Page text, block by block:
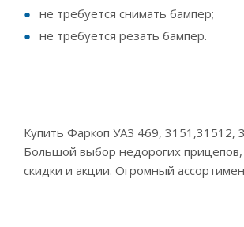
не требуется снимать бампер;
не требуется резать бампер.
Купить Фаркоп УАЗ 469, 3151,31512,
Большой выбор недорогих прицепов,
скидки и акции. Огромный